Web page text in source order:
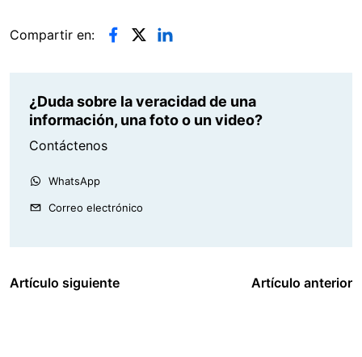
Compartir en:
¿Duda sobre la veracidad de una
información, una foto o un video?
Contáctenos
WhatsApp
Correo electrónico
Artículo siguiente Artículo anterior